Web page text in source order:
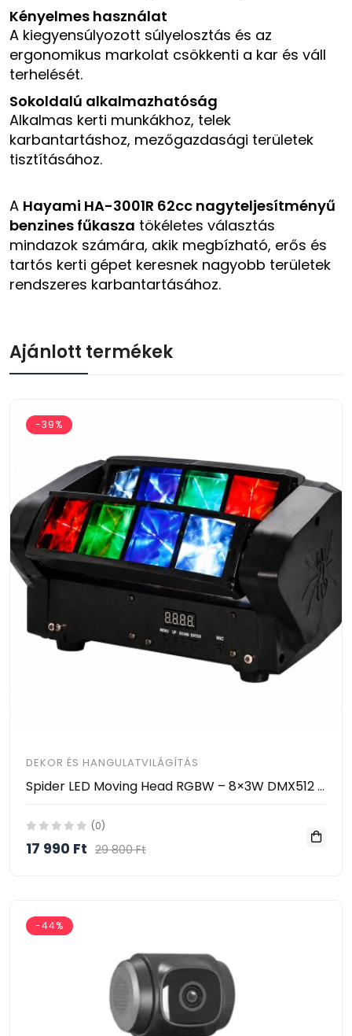
Kényelmes használat
A kiegyensúlyozott súlyelosztás és az
ergonomikus markolat csökkenti a kar és váll
terhelését.
Sokoldalú alkalmazhatóság
Alkalmas kerti munkákhoz, telek
karbantartáshoz, mezőgazdasági területek
tisztításához.
A Hayami HA-3001R 62cc nagyteljesítményű
benzines fűkasza tökéletes választás
mindazok számára, akik megbízható, erős és
tartós kerti gépet keresnek nagyobb területek
rendszeres karbantartásához.
Ajánlott termékek
-39%
DEKOR ÉS HANGULATVILÁGÍTÁS
Spider LED Moving Head RGBW – 8×3W DMX512 Zenevezérelt LED Színpadi Fény HAYAMI KL25-120
(0)
17 990 Ft 29 800 Ft
-44%